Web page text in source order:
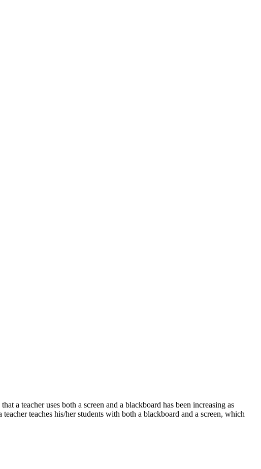
a teacher uses both a screen and a blackboard has been increasing as
teaches his/her students with both a blackboard and a screen, which